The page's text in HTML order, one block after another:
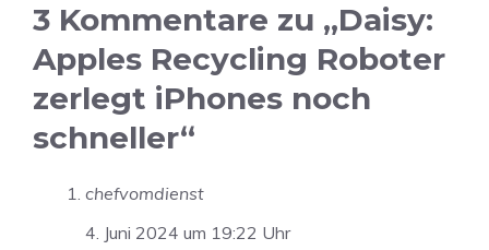
3 Kommentare zu „Daisy:
Apples Recycling Roboter
zerlegt iPhones noch
schneller“
chefvomdienst
4. Juni 2024 um 19:22 Uhr